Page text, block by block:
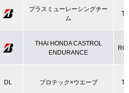
プラスミューレーシングチー
ム
THAI HONDA CASTROL
ENDURANCE
DL プロテック×ウエーブ